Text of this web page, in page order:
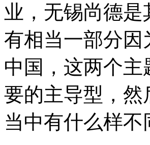
业，无锡尚德
有相当一部分
中国，这两个
要的主导型，
当中有什么样